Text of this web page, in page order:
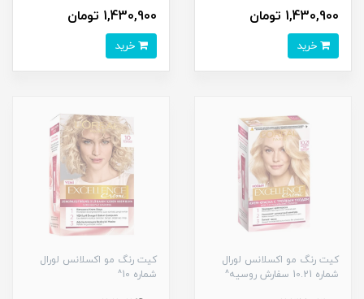
1,430,900 تومان 1,430,900 تومان
کیت رنگ مو اکسلانس لورال
شماره 10.21 سفارش روسیه^
کیت رنگ مو اکسلانس لورال
شماره 10^